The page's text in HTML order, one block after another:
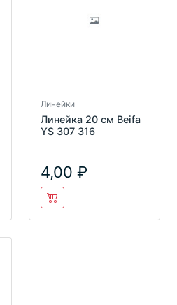
Линейки
Линейка 20 см Beifa
YS 307 316
4,00